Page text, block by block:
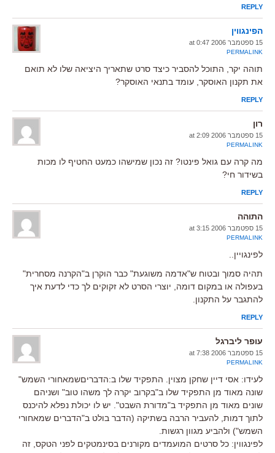
REPLY
הפינגווין
15 ספטמבר 2006 at 0:47
PERMALINK
תוהה יקר, התוכל להסביר כיצד סרט שתאריך היציאה שלו לא תואם
את תקנון האוסקר, עומד בתנאי האוסקר?
REPLY
רון
15 ספטמבר 2006 at 2:09
PERMALINK
מה קרה עם גואל פינטו? זה נכון שמישהו כמעט החטיף לו מכות
בשידור חי?
REPLY
התוהה
15 ספטמבר 2006 at 3:15
PERMALINK
לפינגויין..
תהיה סמוך ובטוח ש"אדמה משוגעת" כבר הוקרן ב"הקרנה מסחרית"
בעפולה או במקום דומה, יוצרי הסרט לא זקוקים לך כדי לדעת איך
להתגבר על התקנון.
REPLY
עופר ליברגל
15 ספטמבר 2006 at 7:38
PERMALINK
לעידו: אסי דיין שחקן מצוין. התפקיד שלו ב:הדבריםשמאחורי השמש"
שונה מאוד מן התפקיד שלו ב"בקרוב יקרה לך משהו טוב" ושניהם
שונים מאוד מן התפקיד ב"מדורת השבט". יש לו יכולת נפלא להיכנס
לתוך דמות, להעביר הרבה בשתיקה (הדבר בולט ב"הדברים שמאחורי
השמש") ולהביע מגוון רגשות.
לפינגווין: כל סרטים המועמדים מקורנים בסינמטקים לפני הטקס, זה